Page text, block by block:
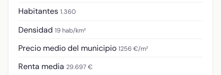
Habitantes 1.360
Densidad 19 hab/km²
Precio medio del municipio 1256 €/m²
Renta media 29.697 €